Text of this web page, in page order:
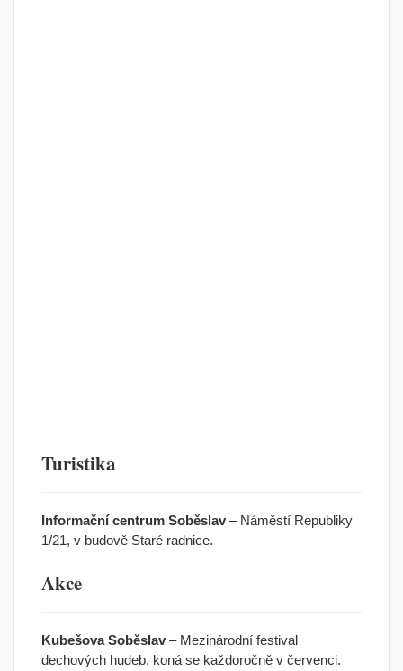
Turistika
Informační centrum Soběslav – Náměstí Republiky
1/21, v budově Staré radnice.
Akce
Kubešova Soběslav – Mezinárodní festival
dechových hudeb. koná se každoročně v červenci.